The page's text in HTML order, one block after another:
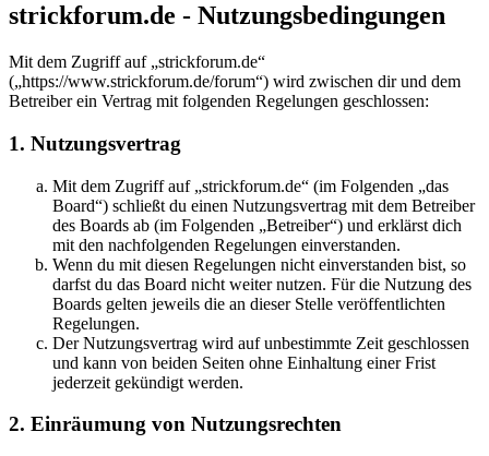
strickforum.de - Nutzungsbedingungen
Mit dem Zugriff auf „strickforum.de“
(„https://www.strickforum.de/forum“) wird zwischen dir und dem
Betreiber ein Vertrag mit folgenden Regelungen geschlossen:
1. Nutzungsvertrag
Mit dem Zugriff auf „strickforum.de“ (im Folgenden „das
Board“) schließt du einen Nutzungsvertrag mit dem Betreiber
des Boards ab (im Folgenden „Betreiber“) und erklärst dich
mit den nachfolgenden Regelungen einverstanden.
Wenn du mit diesen Regelungen nicht einverstanden bist, so
darfst du das Board nicht weiter nutzen. Für die Nutzung des
Boards gelten jeweils die an dieser Stelle veröffentlichten
Regelungen.
Der Nutzungsvertrag wird auf unbestimmte Zeit geschlossen
und kann von beiden Seiten ohne Einhaltung einer Frist
jederzeit gekündigt werden.
2. Einräumung von Nutzungsrechten